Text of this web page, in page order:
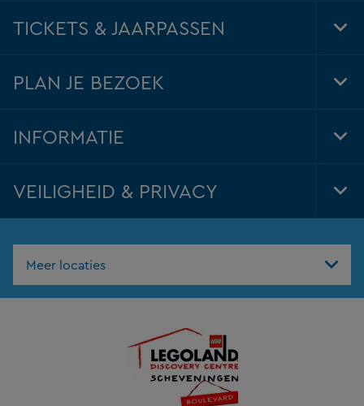
Meer locaties
TICKETS & JAARPASSEN
PLAN JE BEZOEK
INFORMATIE
VEILIGHEID & PRIVACY